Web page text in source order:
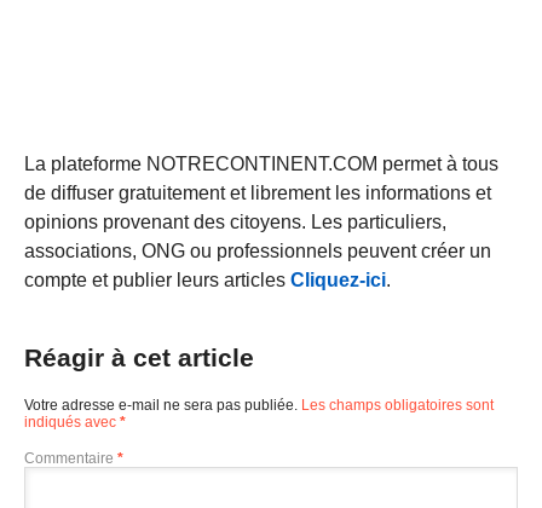
La plateforme NOTRECONTINENT.COM permet à tous
de diffuser gratuitement et librement les informations et
opinions provenant des citoyens. Les particuliers,
associations, ONG ou professionnels peuvent créer un
compte et publier leurs articles Cliquez-ici.
Réagir à cet article
Votre adresse e-mail ne sera pas publiée. Les champs obligatoires sont
indiqués avec *
Commentaire *